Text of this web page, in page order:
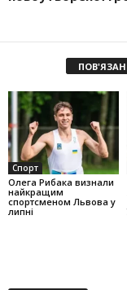
Спорт
Олега Рибака визнали
найкращим
спортсменом Львова у
липні